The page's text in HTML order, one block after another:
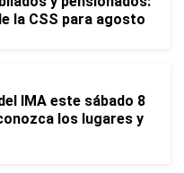
la CSS para agosto
IMA este sábado 8
los lugares y